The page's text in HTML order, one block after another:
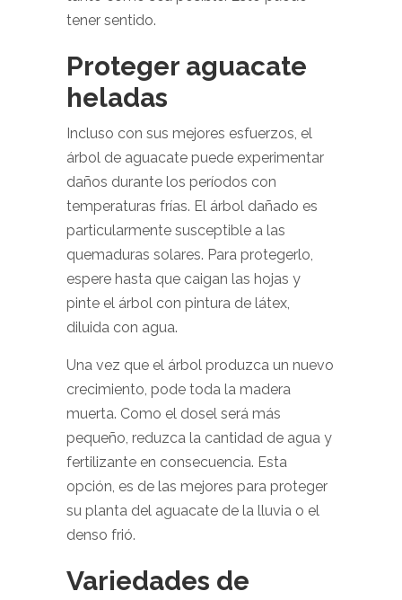
tener sentido.
Proteger aguacate
heladas
Incluso con sus mejores esfuerzos, el
árbol de aguacate puede experimentar
daños durante los períodos con
temperaturas frías. El árbol dañado es
particularmente susceptible a las
quemaduras solares. Para protegerlo,
espere hasta que caigan las hojas y
pinte el árbol con pintura de látex,
diluida con agua.
Una vez que el árbol produzca un nuevo
crecimiento, pode toda la madera
muerta. Como el dosel será más
pequeño, reduzca la cantidad de agua y
fertilizante en consecuencia. Esta
opción, es de las mejores para proteger
su planta del aguacate de la lluvia o el
denso frió.
Variedades de